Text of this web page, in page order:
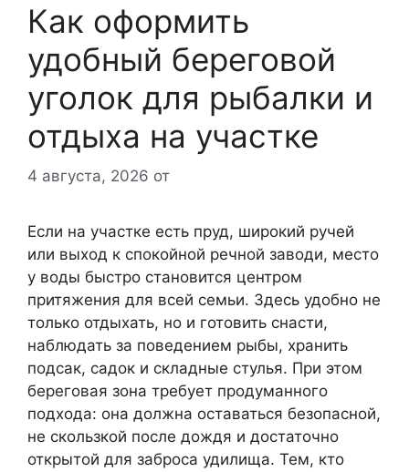
Как оформить
удобный береговой
уголок для рыбалки и
отдыха на участке
4 августа, 2026 от
Если на участке есть пруд, широкий ручей
или выход к спокойной речной заводи, место
у воды быстро становится центром
притяжения для всей семьи. Здесь удобно не
только отдыхать, но и готовить снасти,
наблюдать за поведением рыбы, хранить
подсак, садок и складные стулья. При этом
береговая зона требует продуманного
подхода: она должна оставаться безопасной,
не скользкой после дождя и достаточно
открытой для заброса удилища. Тем, кто